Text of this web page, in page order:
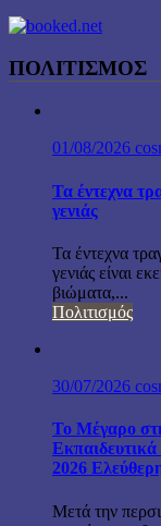
ΠΟΛΙΤΙΣΜΟΣ
01/08/2026
Τα έντεχνα
γενιάς
Τα έντεχνα
γενιάς είναι
βιώματα,...
Πολιτισμός
30/07/2026
Το Μέγαρο
2026
Μετά την